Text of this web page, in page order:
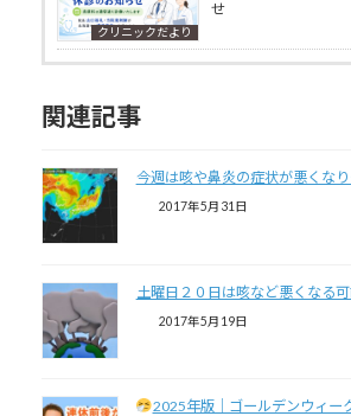
クリニックだより
せ
関連記事
今週は咳や鼻炎の症状が悪くな
2017年5月31日
土曜日２０日は咳など悪くなる
2017年5月19日
2025年版｜ゴールデンウィー